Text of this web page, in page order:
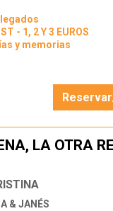
- 1, 2 Y 3 EUROS
y memorias
LA OTRA
& JANÉS